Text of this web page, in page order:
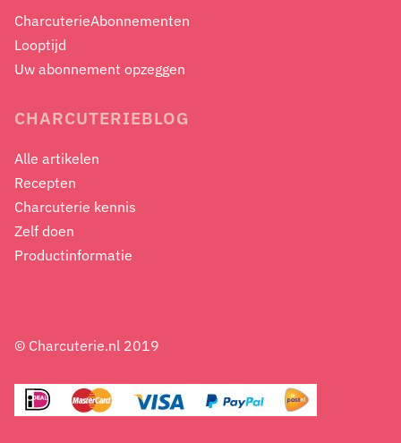
CharcuterieAbonnementen
Looptijd
Uw abonnement opzeggen
CHARCUTERIEBLOG
Alle artikelen
Recepten
Charcuterie kennis
Zelf doen
Productinformatie
© Charcuterie.nl 2019